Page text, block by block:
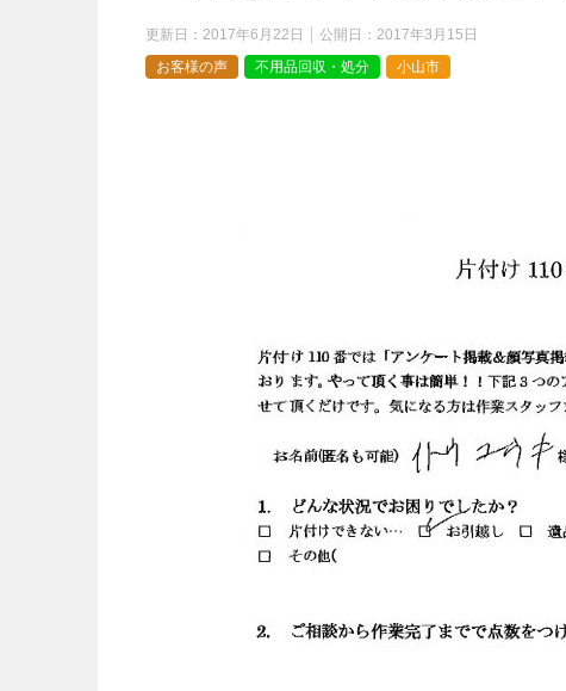
更新日： 2017年6月22日 公開日： 2017年3月15日
お客様の声
不用品回収・処分 小山市